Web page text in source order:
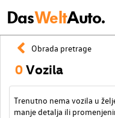
DasWeltAuto.
Obrada pretrage
0Vozila
Trenutno nema vozila u
manje detalja ili